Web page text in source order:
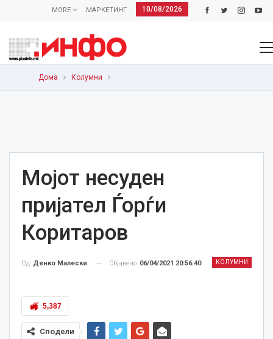
10/08/2026
МАРКЕТИНГ
MORE
Дома Колумни
Мојот несуден
пријател Ѓорѓи
Коритаров
КОЛУМНИ
Од Денко Малески Објавено 06/04/2021 20:56:40
5,387
Сподели